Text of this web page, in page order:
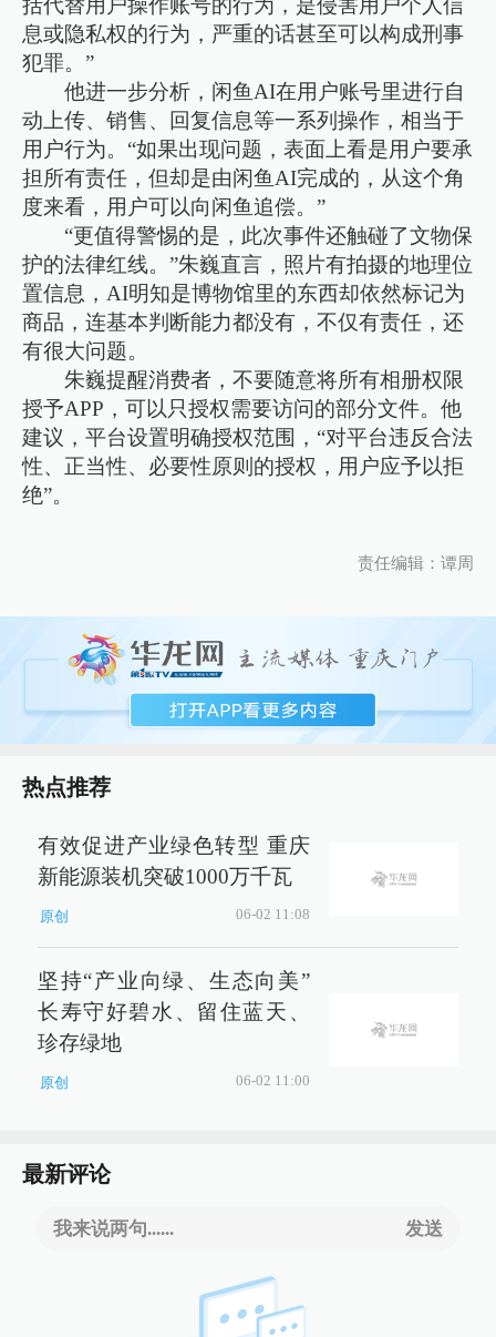
括代替用户操作账号的行为，是侵害用户个人信
息或隐私权的行为，严重的话甚至可以构成刑事
犯罪。”
他进一步分析，闲鱼AI在用户账号里进行自
动上传、销售、回复信息等一系列操作，相当于
用户行为。“如果出现问题，表面上看是用户要承
担所有责任，但却是由闲鱼AI完成的，从这个角
度来看，用户可以向闲鱼追偿。”
“更值得警惕的是，此次事件还触碰了文物保
护的法律红线。”朱巍直言，照片有拍摄的地理位
置信息，AI明知是博物馆里的东西却依然标记为
商品，连基本判断能力都没有，不仅有责任，还
有很大问题。
朱巍提醒消费者，不要随意将所有相册权限
授予APP，可以只授权需要访问的部分文件。他
建议，平台设置明确授权范围，“对平台违反合法
性、正当性、必要性原则的授权，用户应予以拒
绝”。
责任编辑：谭周
热点推荐
有效促进产业绿色转型 重庆
新能源装机突破1000万千瓦
原创 06-02 11:08
坚持“产业向绿、生态向美”
长寿守好碧水、留住蓝天、
珍存绿地
原创 06-02 11:00
最新评论
我来说两句...... 发送